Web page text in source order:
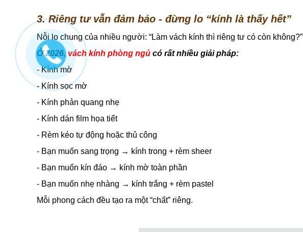
3. Riêng tư vẫn đảm bảo - đừng lo “kính là thấy hết”
Nỗi lo chung của nhiều người: “Làm vách kính thì riêng tư có còn không?”
Ở 2026,vách kính phòng ngủ có rất nhiều giải pháp:
- Kính mờ
- Kính sọc mờ
- Kính phản quang nhẹ
- Kính dán film họa tiết
- Rèm kéo tự động hoặc thủ công
- Bạn muốn sang trọng → kính trong + rèm sheer
- Bạn muốn kín đáo → kính mờ toàn phần
- Bạn muốn nhẹ nhàng → kính trắng + rèm pastel
Mỗi phong cách đều tạo ra một “chất” riêng.